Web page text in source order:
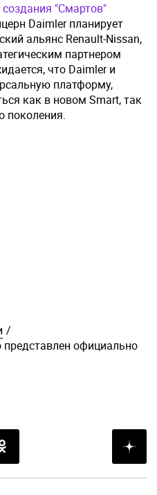
создания "Смартов"
Daimler планирует
альянс Renault-Nissan,
партнером
что Daimler и
платформу,
как в новом Smart, так
поколения.
/
официально